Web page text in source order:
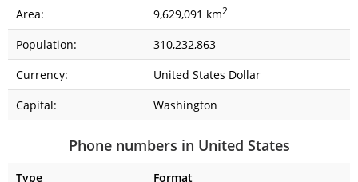
Area:
9,629,091 km2
Population:
310,232,863
Currency:
United States Dollar
Capital:
Washington
Phone numbers in United States
Type Format